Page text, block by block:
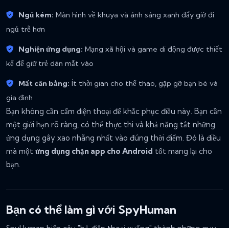
Ngủ kém: Màn hình về khuya và ánh sáng xanh đẩy giờ đi
ngủ trễ hơn
Nghiện ứng dụng: Mạng xã hội và game di động được thiết
kế để giữ trẻ dán mắt vào
Mất cân bằng: Ít thời gian cho thể thao, gặp gỡ bạn bè và
gia đình
Bạn không cần cấm điện thoại để khắc phục điều này. Bạn cần
một giới hạn rõ ràng, có thể thực thi và khả năng tắt những
ứng dụng gây xao nhãng nhất vào đúng thời điểm. Đó là điều
mà một ứng dụng chặn app cho Android tốt mang lại cho
bạn.
Bạn có thể làm gì với SpyHuman